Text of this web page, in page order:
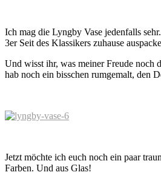
Ich mag die Lyngby Vase jedenfalls
3er Seit des Klassikers zuhause
Und wisst ihr, was meiner Freude noch
hab noch ein bisschen rumgemalt, den
Jetzt möchte ich euch noch ein paar
Farben. Und aus Glas!